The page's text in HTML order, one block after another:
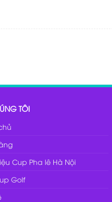
TÔI
Cup Pha lê Hà Nội
Golf